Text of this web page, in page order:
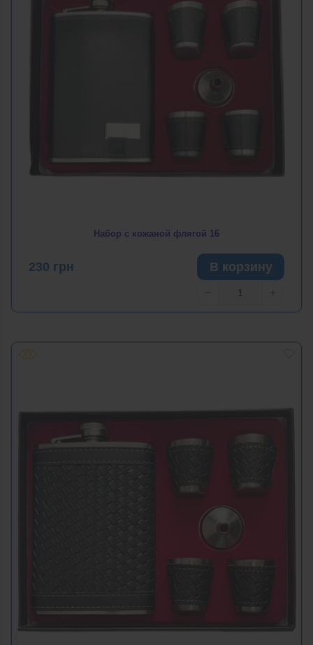
Набор с кожаной флягой 16
230 грн В корзину